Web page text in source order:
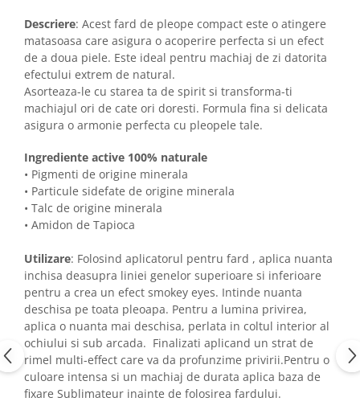
Descriere: Acest fard de pleope compact este o atingere
matasoasa care asigura o acoperire perfecta si un efect
de a doua piele. Este ideal pentru machiaj de zi datorita
efectului extrem de natural.
Asorteaza-le cu starea ta de spirit si transforma-ti
machiajul ori de cate ori doresti. Formula fina si delicata
asigura o armonie perfecta cu pleopele tale.
Ingrediente active 100% naturale
• Pigmenti de origine minerala
• Particule sidefate de origine minerala
• Talc de origine minerala
• Amidon de Tapioca
Utilizare: Folosind aplicatorul pentru fard , aplica nuanta
inchisa deasupra liniei genelor superioare si inferioare
pentru a crea un efect smokey eyes. Intinde nuanta
deschisa pe toata pleoapa. Pentru a lumina privirea,
aplica o nuanta mai deschisa, perlata in coltul interior al
ochiului si sub arcada. Finalizati aplicand un strat de
rimel multi-effect care va da profunzime privirii.Pentru o
culoare intensa si un machiaj de durata aplica baza de
fixare Sublimateur inainte de folosirea fardului.